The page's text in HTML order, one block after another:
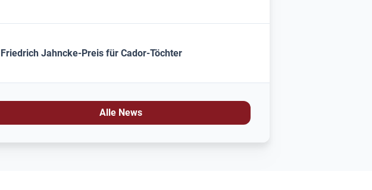
Friedrich Jahncke-Preis für Cador-Töchter
Alle News